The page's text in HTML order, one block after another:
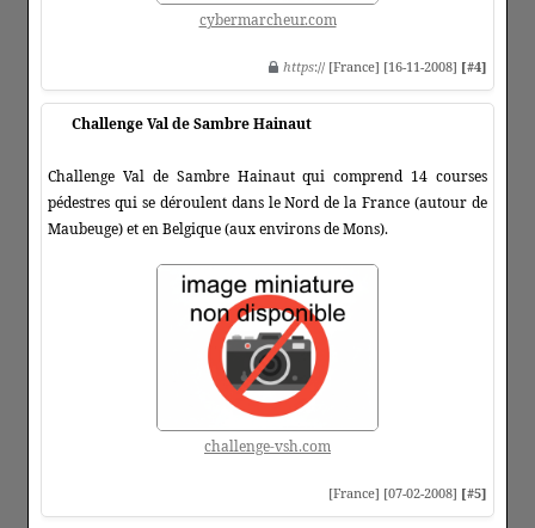
cybermarcheur.com
https:// [France] [16-11-2008] [#4]
Challenge Val de Sambre Hainaut
Challenge Val de Sambre Hainaut qui comprend 14 courses
pédestres qui se déroulent dans le Nord de la France (autour de
Maubeuge) et en Belgique (aux environs de Mons).
challenge-vsh.com
[France] [07-02-2008] [#5]